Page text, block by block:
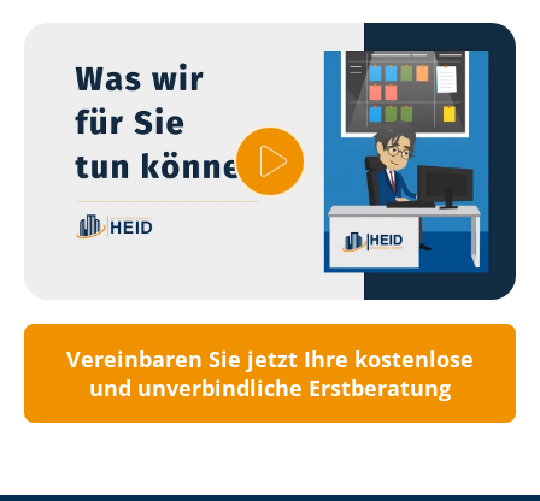
Vereinbaren Sie jetzt Ihre kostenlose
und unverbindliche Erstberatung